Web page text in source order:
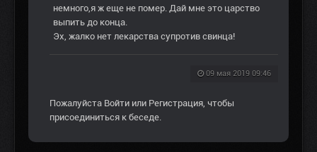
немного,я ж еще не помер. Дай мне это царство
выпить до конца.
Эх, жалко нет лекарства супротив свинца!
09 мая 2019 09:46
Пожалуйста Войти или Регистрация , чтобы
присоединиться к беседе.